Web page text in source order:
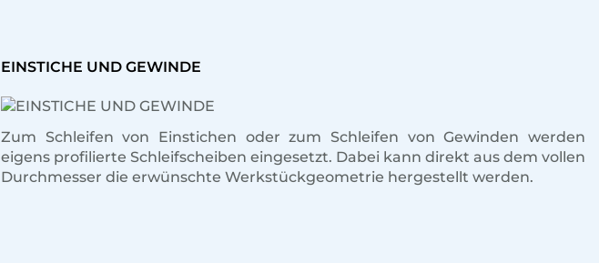
EINSTICHE UND GEWINDE
Zum Schleifen von Einstichen oder zum Schleifen von Gewinden werden
eigens profilierte Schleifscheiben eingesetzt. Dabei kann direkt aus dem vollen
Durchmesser die erwünschte Werkstückgeometrie hergestellt werden.